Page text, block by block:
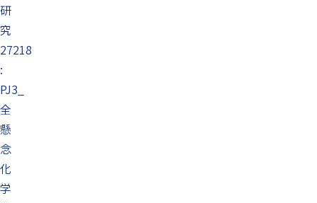
研
究
27218
:
PJ3_
全
懸
念
化
学